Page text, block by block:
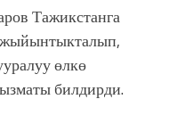
Видео)
“Ала-
жана
Тажикстанга
өлкө
билдирди.